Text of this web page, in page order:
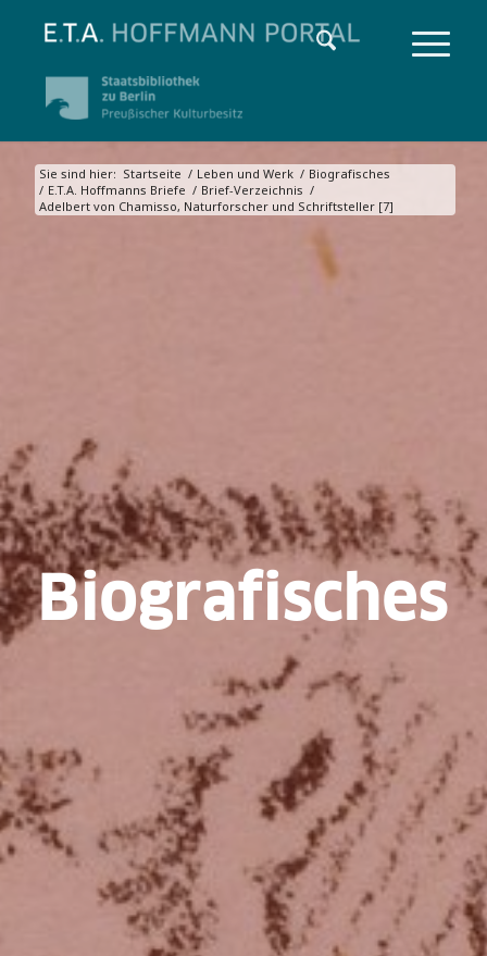
Sie sind hier: Startseite / Leben und Werk / Biografisches
/ E.T.A. Hoffmanns Briefe / Brief-Verzeichnis /
Adelbert von Chamisso, Naturforscher und Schriftsteller [7]
Biografisches